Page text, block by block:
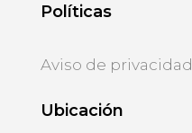
Políticas
Aviso de privacidad
Ubicación